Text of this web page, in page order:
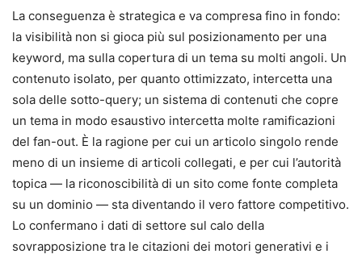
La conseguenza è strategica e va compresa fino in fondo:
la visibilità non si gioca più sul posizionamento per una
keyword, ma sulla copertura di un tema su molti angoli. Un
contenuto isolato, per quanto ottimizzato, intercetta una
sola delle sotto-query; un sistema di contenuti che copre
un tema in modo esaustivo intercetta molte ramificazioni
del fan-out. È la ragione per cui un articolo singolo rende
meno di un insieme di articoli collegati, e per cui l’autorità
topica — la riconoscibilità di un sito come fonte completa
su un dominio — sta diventando il vero fattore competitivo.
Lo confermano i dati di settore sul calo della
sovrapposizione tra le citazioni dei motori generativi e i